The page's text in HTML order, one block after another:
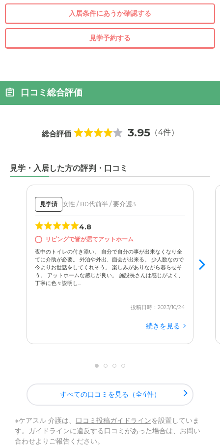
入居条件にあうか確認する
見学予約する
口コミ総合評価
総合評価 3.95（4件）
見学・入居した方の評判・口コミ
見学済 女性 / 80代前半 / 要介護3
4.8
リビングで皆が居てアットホーム
夜中のトイレの付き添い。 自分で自分の事が出来なくなり全
てに介助が必要。 外泊や外出、面会が出来る。 少人数なので
今よりお世話をしてくれそう。 楽しみがありながら暮らせそ
う。 アットホームな感じが良い。 施設長さんは感じがよく、
丁寧に色々説明し...
投稿日時：2023/10/24
続きを見る
すべての口コミを見る（全4件）
※ケアスル 介護は、 口コミ投稿ガイドラインを設置していま
す。ガイドラインに違反する口コミがあった場合は、お問い
合わせよりご報告ください。